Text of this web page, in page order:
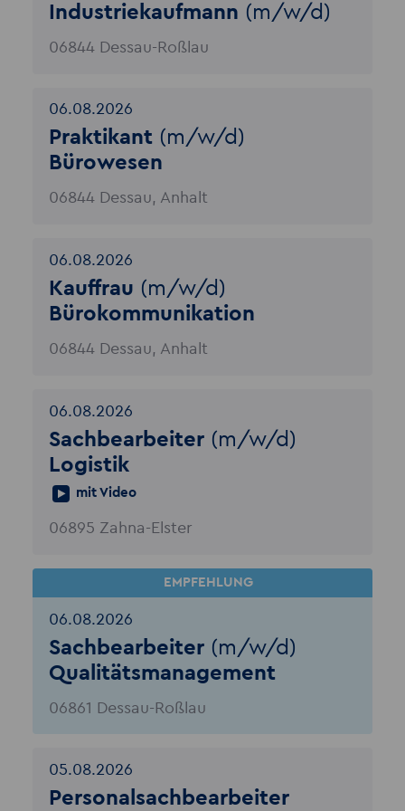
Industriekaufmann (m/w/d)
06844 Dessau-Roßlau
Praktikant (m/w/d)
Bürowesen
06844 Dessau, Anhalt
06.08.2026
Kauffrau (m/w/d)
Bürokommunikation
06844 Dessau, Anhalt
06.08.2026
Sachbearbeiter (m/w/d)
Logistik
mit Video
06895 Zahna-Elster
06.08.2026
Sachbearbeiter (m/w/d)
Qualitätsmanagement
06861 Dessau-Roßlau
06.08.2026
Personalsachbearbeiter
05.08.2026